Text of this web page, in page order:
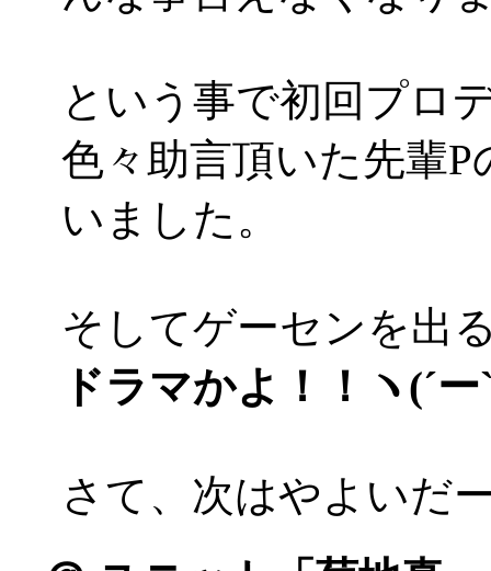
という事で初回プロ
色々助言頂いた先輩
いました。
そしてゲーセンを出
ドラマかよ！！ヽ(´
さて、次はやよいだ